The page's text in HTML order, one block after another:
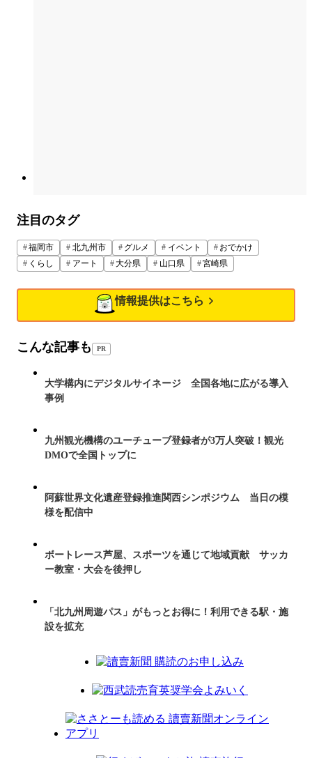
注目のタグ
福岡市 北九州市 グルメ イベント
おでかけ
くらし
アート 大分県 山口県 宮崎県
情報提供はこちら
こんな記事も PR
大学構内にデジタルサイネージ 全国各地に広がる導入
事例
九州観光機構のユーチューブ登録者が3万人突破！観光
DMOで全国トップに
阿蘇世界文化遺産登録推進関西シンポジウム 当日の模
様を配信中
ボートレース芦屋、スポーツを通じて地域貢献 サッカ
ー教室・大会を後押し
「北九州周遊パス」がもっとお得に！利用できる駅・施
設を拡充